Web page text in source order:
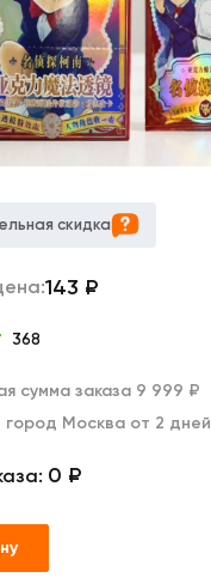
скидка
143 ₽
368
сумма заказа 9 999 ₽
город Москва от 2 дней
0 ₽